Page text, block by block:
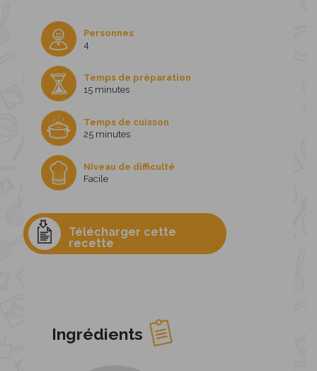
Personnes
4
Temps de préparation
15 minutes
Temps de cuisson
25 minutes
Niveau de difficulté
Facile
Télécharger cette
recette
Ingrédients